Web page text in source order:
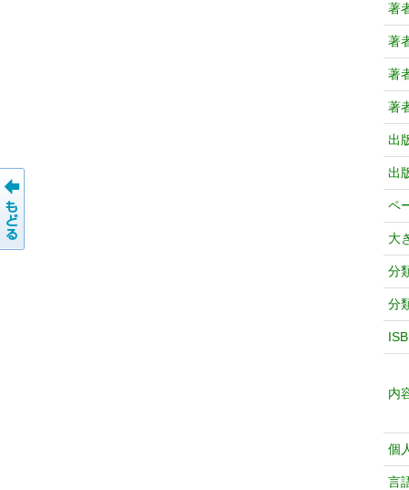
著
著
著
著
出
出
ペ
大
分
分
内
個
言